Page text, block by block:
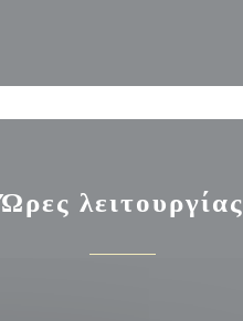
Ώρες λειτουργίας